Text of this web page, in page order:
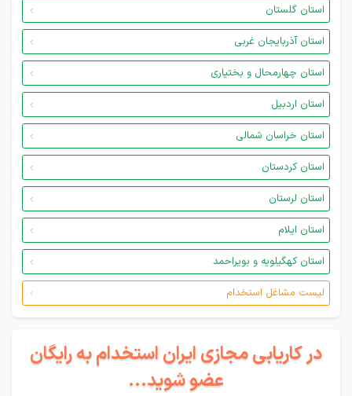
استان گلستان
استان آذربایجان غربی
استان چهارمحال و بختیاری
استان اردبیل
استان خراسان شمالی
استان کردستان
استان لرستان
استان ایلام
استان کهگیلویه و بویراحمد
لیست مشاغل استخدام
در کاریابی مجازی ایران استخدام به رایگان
عضو شوید...